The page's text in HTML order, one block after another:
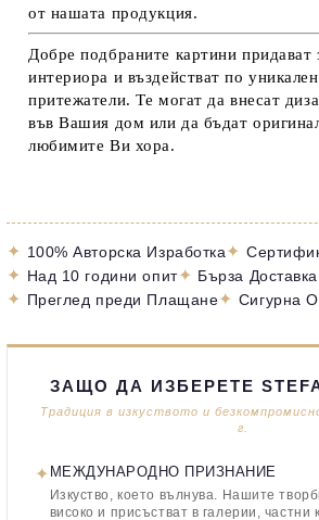
от нашата продукция.
Добре подбраните картини придават
интериора и въздействат по
притежатели. Те могат да внесат
във Вашия дом или да бъдат
любимите Ви хора.
✦ 100% Авторска Изработка✦
✦ Над 10 години опит✦ Бърза
✦ Преглед преди Плащане✦ Сигурна
ЗАЩО ДА ИЗБЕРЕТЕ
Традиция в изкуството и
г.
✦ МЕЖДУНАРОДНО ПРИЗНАНИЕ
Изкуство, което вълнува. Нашите
високо и присъстват в галерии, частни